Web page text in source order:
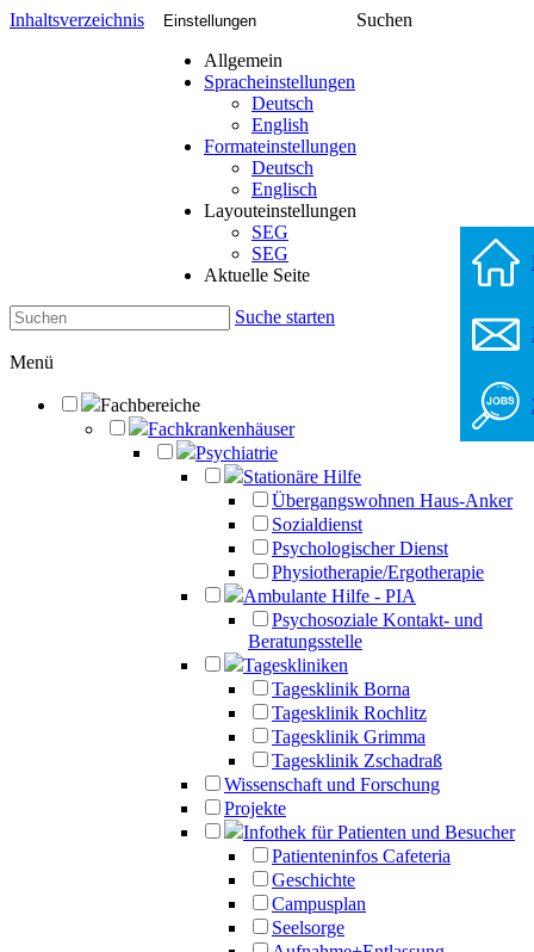
Inhaltsverzeichnis Einstellungen
Allgemein
Spracheinstellungen
Deutsch
English
Formateinstellungen
Deutsch
Englisch
Layouteinstellungen
SEG
SEG
Aktuelle Seite
Suchen
Suche starten
Menü
Fachbereiche
Fachkrankenhäuser
Psychiatrie
Stationäre Hilfe
Übergangswohnen Haus-Anker
Sozialdienst
Psychologischer Dienst
Physiotherapie/Ergotherapie
Ambulante Hilfe - PIA
Psychosoziale Kontakt- und
Beratungsstelle
Tageskliniken
Tagesklinik Borna
Tagesklinik Rochlitz
Tagesklinik Grimma
Tagesklinik Zschadraß
Wissenschaft und Forschung
Projekte
Infothek für Patienten und Besucher
Patienteninfos Cafeteria
Geschichte
Campusplan
Seelsorge